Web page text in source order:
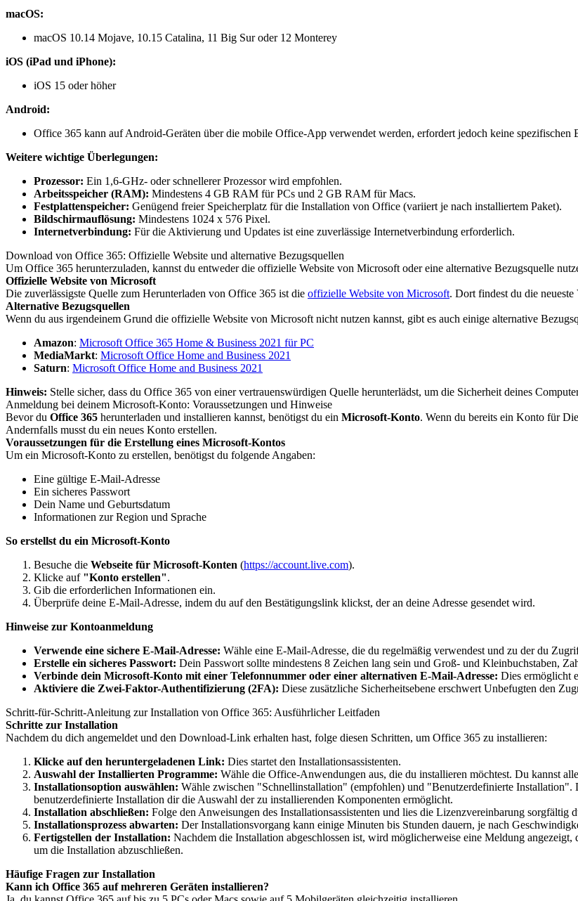
macOS:
macOS 10.14 Mojave, 10.15 Catalina, 11 Big Sur oder 12 Monterey
iOS (iPad und iPhone):
iOS 15 oder höher
Android:
Office 365 kann auf Android-Geräten über die mobile Office-App verwendet werden, erfordert jedoch keine spezifischen
Weitere wichtige Überlegungen:
Prozessor: Ein 1,6-GHz- oder schnellerer Prozessor wird empfohlen.
Arbeitsspeicher (RAM): Mindestens 4 GB RAM für PCs und 2 GB RAM für Macs.
Festplattenspeicher: Genügend freier Speicherplatz für die Installation von Office (variiert je nach installiertem Paket).
Bildschirmauflösung: Mindestens 1024 x 576 Pixel.
Internetverbindung: Für die Aktivierung und Updates ist eine zuverlässige Internetverbindung erforderlich.
Download von Office 365: Offizielle Website und alternative Bezugsquellen
Um Office 365 herunterzuladen, kannst du entweder die offizielle Website von Microsoft oder eine alternative Bezugsquelle
Offizielle Website von Microsoft
Die zuverlässigste Quelle zum Herunterladen von Office 365 ist die offizielle Website von Microsoft. Dort findest du die
Alternative Bezugsquellen
Wenn du aus irgendeinem Grund die offizielle Website von Microsoft nicht nutzen kannst, gibt es auch einige alternative
Amazon: Microsoft Office 365 Home & Business 2021 für PC
MediaMarkt: Microsoft Office Home and Business 2021
Saturn: Microsoft Office Home and Business 2021
Hinweis: Stelle sicher, dass du Office 365 von einer vertrauenswürdigen Quelle herunterlädst, um die Sicherheit deines
Anmeldung bei deinem Microsoft-Konto: Voraussetzungen und Hinweise
Bevor du Office 365 herunterladen und installieren kannst, benötigst du ein Microsoft-Konto. Wenn du bereits ein Konto für
Andernfalls musst du ein neues Konto erstellen.
Voraussetzungen für die Erstellung eines Microsoft-Kontos
Um ein Microsoft-Konto zu erstellen, benötigst du folgende Angaben:
Eine gültige E-Mail-Adresse
Ein sicheres Passwort
Dein Name und Geburtsdatum
Informationen zur Region und Sprache
So erstellst du ein Microsoft-Konto
Besuche die Webseite für Microsoft-Konten (https://account.live.com).
Klicke auf "Konto erstellen".
Gib die erforderlichen Informationen ein.
Überprüfe deine E-Mail-Adresse, indem du auf den Bestätigungslink klickst, der an deine Adresse gesendet wird.
Hinweise zur Kontoanmeldung
Verwende eine sichere E-Mail-Adresse: Wähle eine E-Mail-Adresse, die du regelmäßig verwendest und zu der du
Erstelle ein sicheres Passwort: Dein Passwort sollte mindestens 8 Zeichen lang sein und Groß- und Kleinbuchstaben,
Verbinde dein Microsoft-Konto mit einer Telefonnummer oder einer alternativen E-Mail-Adresse: Dies ermöglicht
Aktiviere die Zwei-Faktor-Authentifizierung (2FA): Diese zusätzliche Sicherheitsebene erschwert Unbefugten den
Schritt-für-Schritt-Anleitung zur Installation von Office 365: Ausführlicher Leitfaden
Schritte zur Installation
Nachdem du dich angemeldet und den Download-Link erhalten hast, folge diesen Schritten, um Office 365 zu installieren:
Klicke auf den heruntergeladenen Link: Dies startet den Installationsassistenten.
Auswahl der Installierten Programme: Wähle die Office-Anwendungen aus, die du installieren möchtest. Du kannst
Installationsoption auswählen: Wähle zwischen "Schnellinstallation" (empfohlen) und "Benutzerdefinierte
benutzerdefinierte Installation dir die Auswahl der zu installierenden Komponenten ermöglicht.
Installation abschließen: Folge den Anweisungen des Installationsassistenten und lies die Lizenzvereinbarung
Installationsprozess abwarten: Der Installationsvorgang kann einige Minuten bis Stunden dauern, je nach
Fertigstellen der Installation: Nachdem die Installation abgeschlossen ist, wird möglicherweise eine Meldung
um die Installation abzuschließen.
Häufige Fragen zur Installation
Kann ich Office 365 auf mehreren Geräten installieren?